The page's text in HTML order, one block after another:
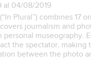
al 04/08/2019
(“In Plural”) combines
journalism and
personal museography.
the spectator, making
between the photo